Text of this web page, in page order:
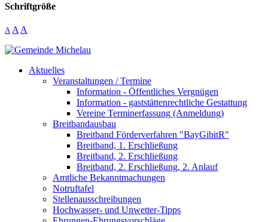
Schriftgröße
A A A
Aktuelles
Veranstaltungen / Termine
Information - Öffentliches Vergnügen
Information - gaststättenrechtliche Gestattung
Vereine Terminerfassung (Anmeldung)
Breitbandausbau
Breitband Förderverfahren "BayGibitR"
Breitband, 1. Erschließung
Breitband, 2. Erschließung
Breitband, 2. Erschließung, 2. Anlauf
Amtliche Bekanntmachungen
Notruftafel
Stellenausschreibungen
Hochwasser- und Unwetter-Tipps